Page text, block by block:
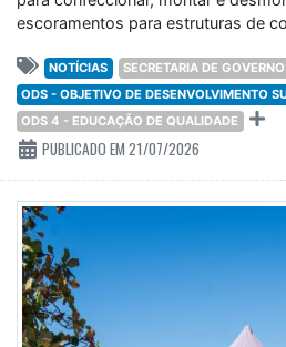
escoramentos para estruturas de
NOTÍCIAS
SECRETARIA DE GOVERNO
ODS - OBJETIVO DE DESENVOLVIMENTO
ODS 4 - EDUCAÇÃO DE QUALIDADE
PUBLICADO EM 21/07/2026